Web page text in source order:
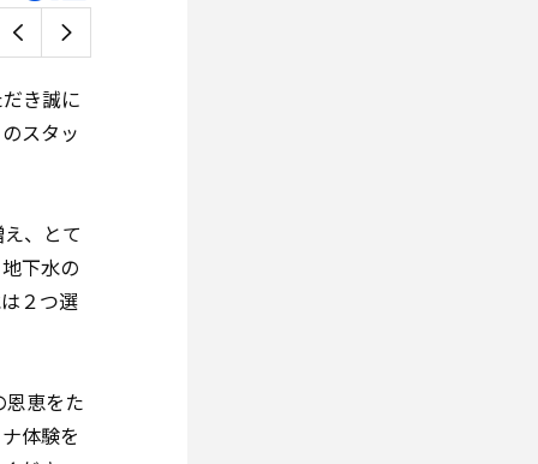
き誠に
スタッ
、とて
下水の
２つ選
恵をた
体験を